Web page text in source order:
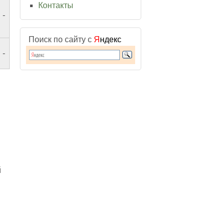
-
-
Контакты
Поиск по сайту с Я ндекс